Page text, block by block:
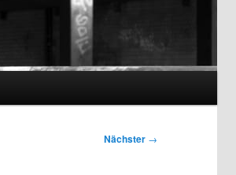
Nächster →